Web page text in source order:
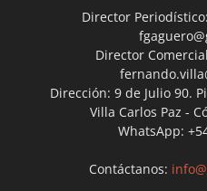
Director
Director
Dirección: 9 de Julio 90.
Villa Carlos Paz -
WhatsApp:
Contáctanos: